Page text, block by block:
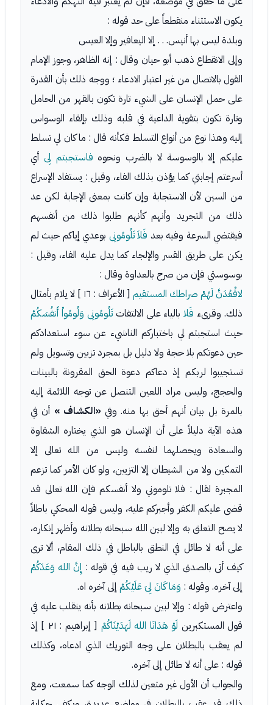
يكون الاستثناء منقطعاً على حد قوله :
وبلدة ليس بها أنيس. . . إلا اليعافير وإلا العيس
وإلى الانقطاع ذهب أبو حيان وقال : إنه الظاهر، وجوز الإمام
القول بالاتصال من غير اعتبار الادعاء ؛ ووجه ذلك بأن القدرة
على حمل الإنسان على الشيء تارة تكون بالقهر من الحامل
وتارة تكون بتقوية الداعية في قلبه وذلك بإلقاء الوسواس
إليه وهذا نوع من أنواع التسلط فكأنه قال : ما كان لي تسلط
عليكم إلا بالوسوسة لا بالضرب ونحوه فاستجبتم لِى أي
أسرعتم إجابتي كما يؤذن بذلك الفاء، وقيل : يستفاد الإسراع
من السين لأن الاستجابة وإن كانت بمعنى الإجابة لكن عد
ذلك من التجريد وأنهم كأنهم طلبوا ذلك من أنفسهم
فيقتضي السرعة وفيه بعد فَلاَ تَلُومُونِى بوعدي إياكم حيث لم
يكن على طريق القسر والإلجاء كما يدل عليه الفاء، وقيل :
بوسوستي فإن من صرح بالعداوة وقال :
لاقْعُدَنَّ لَهُمْ صراطك المستقيم
[ الأعراف : ١٦ ] لا يلام بأمثال
ذلك. وقرىء فَلا بالياء على الالتفاتتَلُومُونِى وَلُومُواْ أَنفُسَكُمْ
حيث استجبتم لي باختباركم الناشيء عن سوء استعدادكم
حين دعوتكم بلا حجة ولا دليل بل بمجرد تزيين وتسويل ولم
تستجيبوا لربكم إذ دعاكم دعوة الحق المقرونة بالبينات
والحجج، وليس مراد اللعين التنصل عن توجه اللائمة إليه
بالمرة بل بيان أنهم أحق بها منه. وفي «الكشاف » أن في
هذه الآية دليلاً على أن الإنسان هو الذي يختاره الشقاوة
والسعادة ويحصلهما لنفسه وليس من الله تعالى إلا
التمكين ولا من الشيطان إلا التزيين، ولو كان الأمر كما تزعم
المجبرة لقال : فلا تلوموني ولا أنفسكم فإن الله تعالى قد
قضى عليكم الكفر وأجبركم عليه، وليس قوله المحكي باطلاً
لا يصح التعلق به وإلا لبين الله سبحانه بطلانه وأظهر إنكاره،
على أنه لا طائل في النطق بالباطل في ذلك المقام، ألا ترى
كيف أتى بالصدق الذي لا ريب فيه في قوله : إِنَّ الله وَعَدَكُمْ
إلى آخره. وقوله : وَمَا كَانَ لِىَ عَلَيْكُمْ إلى آخره اه.
واعترض قوله : وإلا لبين سبحانه بطلانه بأنه ينقلب عليه في
قول المستكبرين لَوْ هَدَانَا الله لَهَدَيْنَاكُمْ
[ إبراهيم : ٢١ ] إذ
لم يعقب بالبطلان على وجه التوريك الذي ادعاه، وكذلك
قوله : على أنه لا طائل إلى آخره.
والجواب أن الأول غير متعين لذلك الوجه كما سمعت، ومع